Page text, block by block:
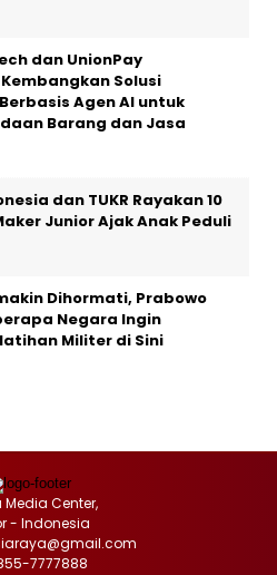
dan UnionPay
Solusi
Agen AI untuk
Barang dan Jasa
dan TUKR Rayakan 10
Junior Ajak Anak Peduli
Dihormati, Prabowo
Negara Ingin
Militer di Sini
Center,
- Indonesia
7777888